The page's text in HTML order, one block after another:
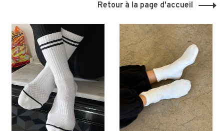
Retour à la page d'accueil